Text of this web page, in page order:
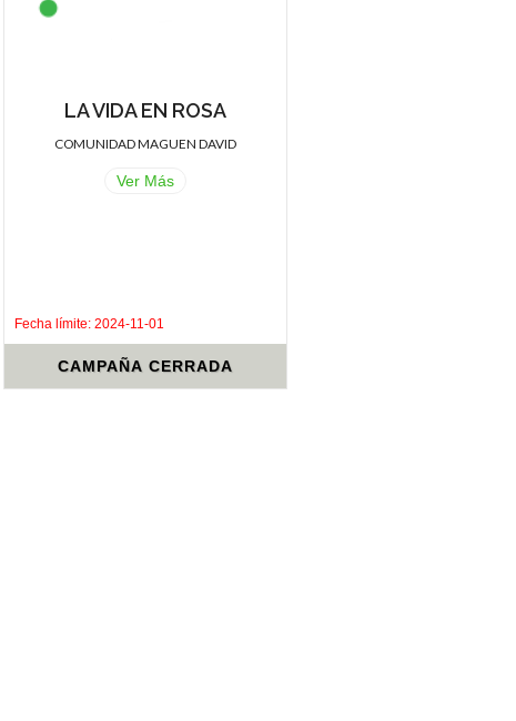
LA VIDA EN ROSA
COMUNIDAD MAGUEN DAVID
Ver Más
Fecha límite: 2024-11-01
CAMPAÑA CERRADA